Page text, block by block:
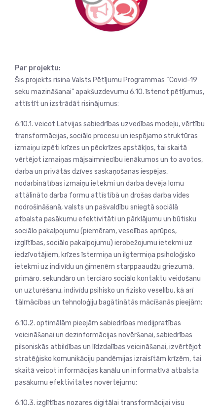
Par projektu:
Šis projekts risina Valsts Pētījumu Programmas “Covid-19
seku mazināšanai” apakšuzdevumu 6.10. īstenot pētījumus,
attīstīt un izstrādāt risinājumus:
6.10.1. veicot Latvijas sabiedrības uzvedības modeļu, vērtību
transformācijas, sociālo procesu un iespējamo struktūras
izmaiņu izpēti krīzes un pēckrīzes apstākļos, tai skaitā
vērtējot izmaiņas mājsaimniecību ienākumos un to avotos,
darba un privātās dzīves saskaņošanas iespējas,
nodarbinātības izmaiņu ietekmi un darba devēja lomu
attālināto darba formu attīstībā un drošas darba vides
nodrošināšanā, valsts un pašvaldību sniegtā sociālā
atbalsta pasākumu efektivitāti un pārklājumu un būtisku
sociālo pakalpojumu (piemēram, veselības aprūpes,
izglītības, sociālo pakalpojumu) ierobežojumu ietekmi uz
iedzīvotājiem, krīzes īstermiņa un ilgtermiņa psiholoģisko
ietekmi uz indivīdu un ģimenēm starppaaudžu griezumā,
primāro, sekundāro un terciāro sociālo kontaktu veidošanu
un uzturēšanu, indivīdu psihisko un fizisko veselību, kā arī
tālmācības un tehnoloģiju bagātinātās mācīšanās pieejām;
6.10.2. optimālām pieejām sabiedrības medijpratības
veicināšanai un dezinformācijas novēršanai, sabiedrības
pilsoniskās atbildības un līdzdalības veicināšanai, izvērtējot
stratēģisko komunikāciju pandēmijas izraisītām krīzēm, tai
skaitā veicot informācijas kanālu un informatīvā atbalsta
pasākumu efektivitātes novērtējumu;
6.10.3. izglītības nozares digitālai transformācijai visu